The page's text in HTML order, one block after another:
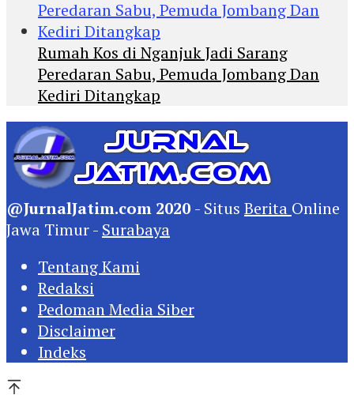
Rumah Kos di Nganjuk Jadi Sarang
Peredaran Sabu, Pemuda Jombang Dan
Kediri Ditangkap
@JurnalJatim.com 2020 - Situs Berita Online
Jawa Timur - Surabaya
Tentang Kami
Redaksi
Pedoman Media Siber
Disclaimer
Indeks